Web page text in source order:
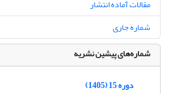
مقالات آماده انتشار
شماره جاری
شماره‌های پیشین نشریه
دوره 15 (1405)